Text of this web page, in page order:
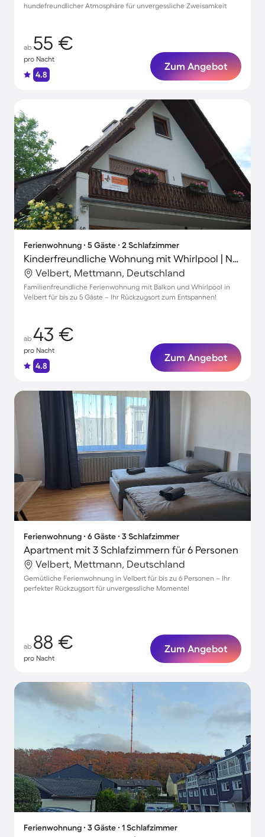
hundefreundlicher Atmosphäre für unvergessliche Zweisamkeit
ab 55 €
pro Nacht
4.8
Zum Angebot
Ferienwohnung ∙ 5 Gäste ∙ 2 Schlafzimmer
Kinderfreundliche Wohnung mit Whirlpool | Naturblick
Velbert, Mettmann, Deutschland
Familienfreundliche Ferienwohnung mit Balkon und Whirlpool in
Velbert für bis zu 5 Gäste – Ihr Rückzugsort zum Entspannen!
ab 43 €
pro Nacht
4.8
Zum Angebot
Ferienwohnung ∙ 6 Gäste ∙ 3 Schlafzimmer
Apartment mit 3 Schlafzimmern für 6 Personen
Velbert, Mettmann, Deutschland
Gemütliche Ferienwohnung in Velbert für bis zu 6 Personen – Ihr
perfekter Rückzugsort für unvergessliche Momente!
ab 88 €
pro Nacht
Zum Angebot
Ferienwohnung ∙ 3 Gäste ∙ 1 Schlafzimmer